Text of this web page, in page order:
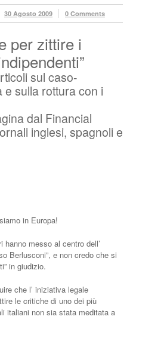
30 Agosto 2009 0 Comments
per zittire i
sul caso-
e sulla rottura con i
dal Financial
inglesi, spagnoli e
in Europa!
hanno messo al centro dell’
Berlusconi”, e non credo che si
in giudizio.
che l’ iniziativa legale
le critiche di uno dei più
italiani non sia stata meditata a